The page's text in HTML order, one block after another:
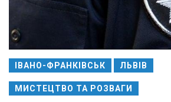
ІВАНО-ФРАНКІВСЬК ЛЬВІВ
МИСТЕЦТВО ТА РОЗВАГИ